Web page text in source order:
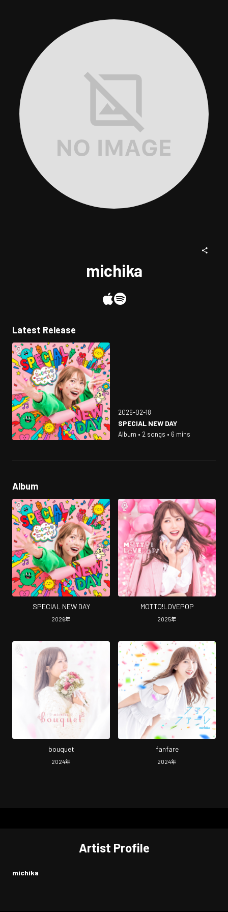
michika
Latest Release
2026-02-18
SPECIAL NEW DAY
Album • 2 songs • 6 mins
Album
SPECIAL NEW DAY
2026年
MOTTO!LOVEPOP
2025年
bouquet
2024年
fanfare
2024年
Artist Profile
michika